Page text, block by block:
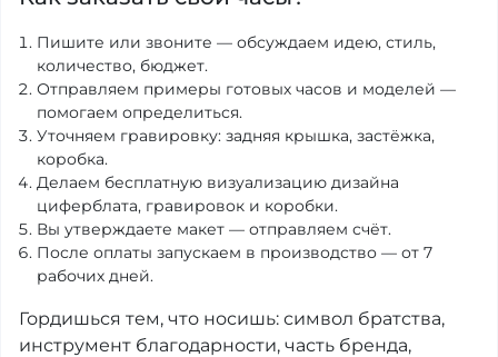
Пишите или звоните — обсуждаем идею, стиль,
количество, бюджет.
Отправляем примеры готовых часов и моделей —
помогаем определиться.
Уточняем гравировку: задняя крышка, застёжка,
коробка.
Делаем бесплатную визуализацию дизайна
циферблата, гравировок и коробки.
Вы утверждаете макет — отправляем счёт.
После оплаты запускаем в производство — от 7
рабочих дней.
Гордишься тем, что носишь: символ братства,
инструмент благодарности, часть бренда,